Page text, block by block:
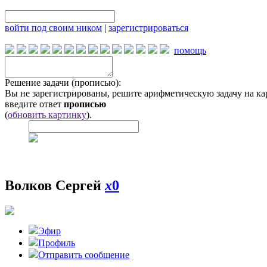
войти под своим ником | зарегистрироваться
помощь
Решение задачи (прописью):
Вы не зарегистрированы, решите арифметическую задачу на
введите ответ прописью
(обновить картинку).
Волков Сергей x0
Эфир
Профиль
Отправить сообщение